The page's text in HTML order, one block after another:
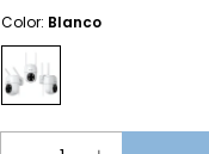
Color: Blanco